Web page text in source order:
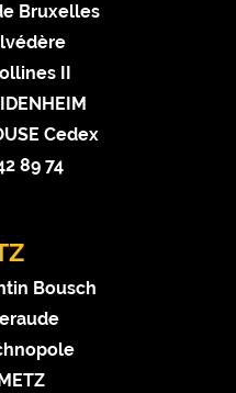
Bruxelles
II
Cedex
89 74
Bousch